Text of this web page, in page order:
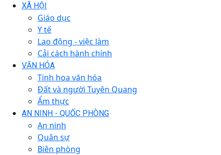
XÃ HỘI
Giáo dục
Y tế
Lao động - việc làm
Cải cách hành chính
VĂN HÓA
Tinh hoa văn hóa
Đất và người Tuyên Quang
Ẩm thực
AN NINH - QUỐC PHÒNG
An ninh
Quân sự
Biên phòng